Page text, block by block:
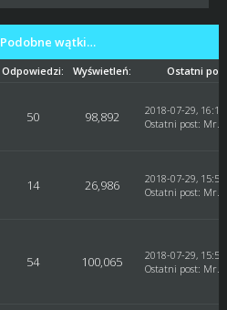
Podobne wątki…
Odpowiedzi: Wyświetleń: Ostatni
50 98,892
2018-07-29,
Ostatni post: Mr.
14 26,986
2018-07-29,
Ostatni post: Mr.
54 100,065
2018-07-29,
Ostatni post: Mr.